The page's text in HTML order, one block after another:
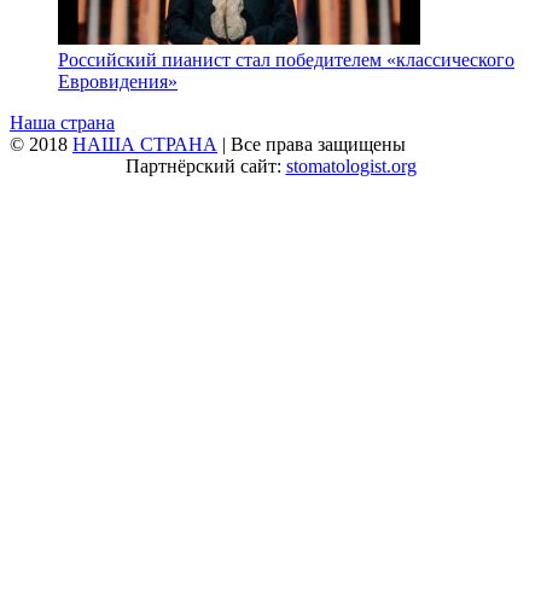
Российский пианист стал победителем «классического
Евровидения»
Наша страна
© 2018 НАША СТРАНА | Все права защищены
Партнёрский сайт: stomatologist.org